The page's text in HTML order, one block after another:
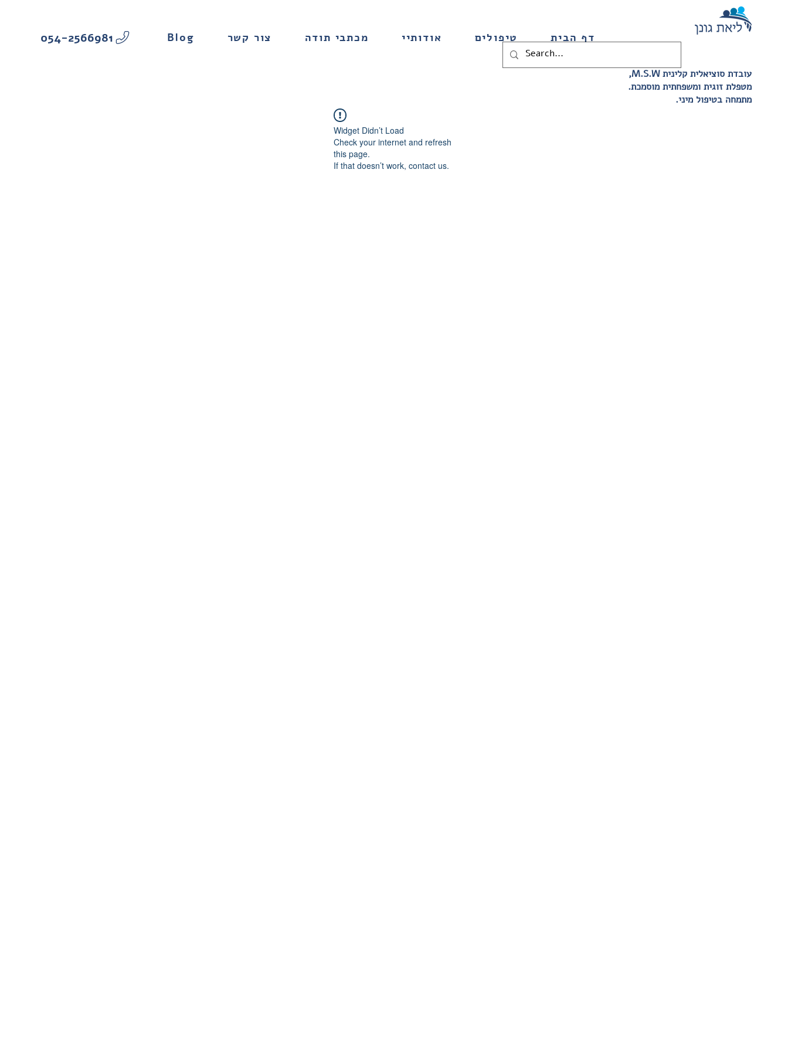
054-2566981 דף הבית טיפולים אודותיי מכתבי תודה צור קשר Blog
,M.S.W עובדת סוציאלית קלינית
.מטפלת זוגית ומשפחתית מוסמכת
.מתמחה בטיפול מיני
Widget Didn’t Load
Check your internet and refresh
this page.
If that doesn’t work, contact us.